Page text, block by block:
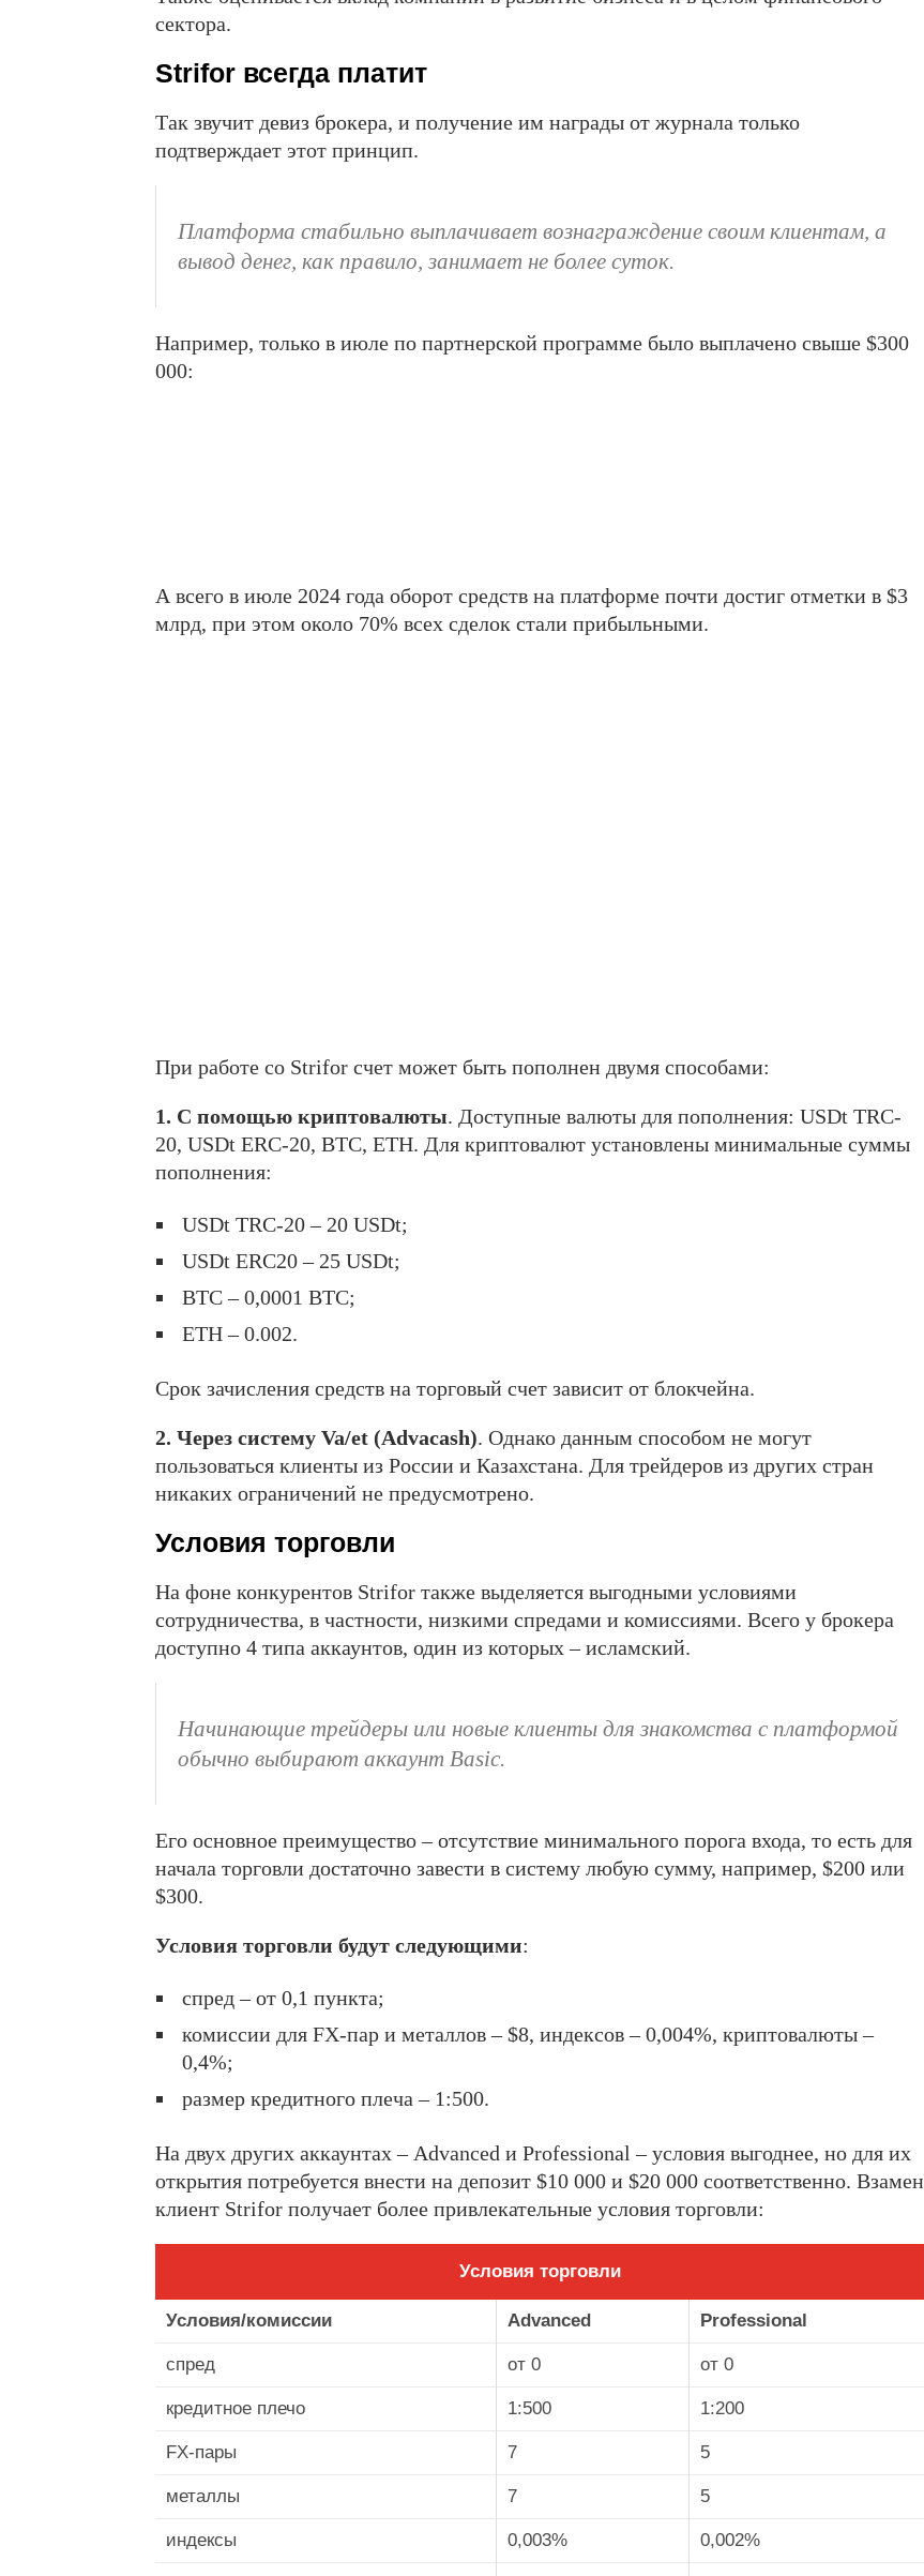
сектора.
Strifor всегда платит
Так звучит девиз брокера, и получение им награды от журнала только
подтверждает этот принцип.
Платформа стабильно выплачивает вознаграждение своим клиентам, а
вывод денег, как правило, занимает не более суток.
Например, только в июле по партнерской программе было выплачено свыше $300
000:
А всего в июле 2024 года оборот средств на платформе почти достиг отметки в $3
млрд, при этом около 70% всех сделок стали прибыльными.
При работе со Strifor счет может быть пополнен двумя способами:
1. С помощью криптовалюты. Доступные валюты для пополнения: USDt TRC-
20, USDt ERC-20, BTC, ETH. Для криптовалют установлены минимальные суммы
пополнения:
USDt TRC-20 – 20 USDt;
USDt ERC20 – 25 USDt;
BTC – 0,0001 BTC;
ETH – 0.002.
Срок зачисления средств на торговый счет зависит от блокчейна.
2. Через систему Va/et (Advacash). Однако данным способом не могут
пользоваться клиенты из России и Казахстана. Для трейдеров из других стран
никаких ограничений не предусмотрено.
Условия торговли
На фоне конкурентов Strifor также выделяется выгодными условиями
сотрудничества, в частности, низкими спредами и комиссиями. Всего у брокера
доступно 4 типа аккаунтов, один из которых – исламский.
Начинающие трейдеры или новые клиенты для знакомства с платформой
обычно выбирают аккаунт Basic.
Его основное преимущество – отсутствие минимального порога входа, то есть для
начала торговли достаточно завести в систему любую сумму, например, $200 или
$300.
Условия торговли будут следующими:
спред – от 0,1 пункта;
комиссии для FX-пар и металлов – $8, индексов – 0,004%, криптовалюты –
0,4%;
размер кредитного плеча – 1:500.
На двух других аккаунтах – Advanced и Professional – условия выгоднее, но для их
открытия потребуется внести на депозит $10 000 и $20 000 соответственно. Взамен
клиент Strifor получает более привлекательные условия торговли:
Условия торговли
Условия/комиссии Advanced Professional
спред от 0 от 0
кредитное плечо 1:500 1:200
FX-пары 7 5
металлы 7 5
индексы 0,003% 0,002%